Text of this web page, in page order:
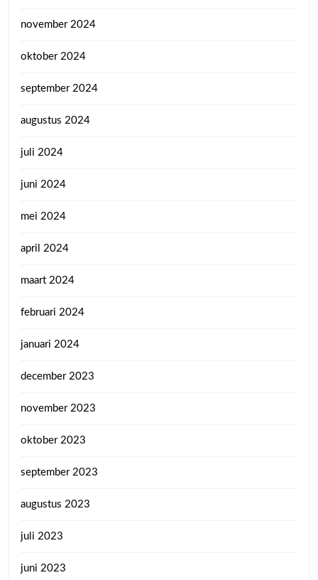
november 2024
oktober 2024
september 2024
augustus 2024
juli 2024
juni 2024
mei 2024
april 2024
maart 2024
februari 2024
januari 2024
december 2023
november 2023
oktober 2023
september 2023
augustus 2023
juli 2023
juni 2023